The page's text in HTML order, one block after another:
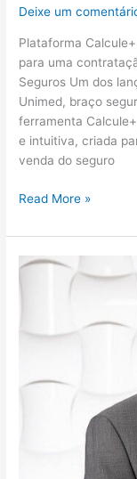
Deixe um
Plataforma
para uma
Seguros Um dos
Unimed, braço
ferramenta
e intuitiva, criada
venda do seguro
Read More »
Unimed
Participações
verticalização
para